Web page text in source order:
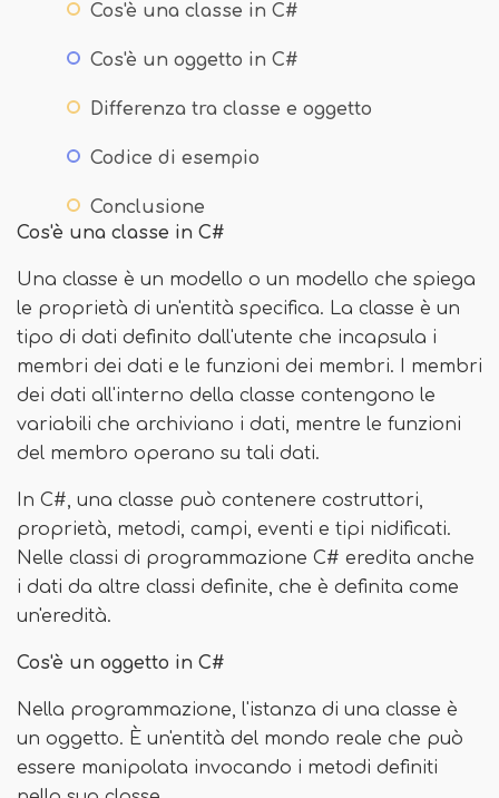
Cos'è una classe in C#
Cos'è un oggetto in C#
Differenza tra classe e oggetto
Codice di esempio
Conclusione
Cos'è una classe in C#
Una classe è un modello o un modello che spiega
le proprietà di un'entità specifica. La classe è un
tipo di dati definito dall'utente che incapsula i
membri dei dati e le funzioni dei membri. I membri
dei dati all'interno della classe contengono le
variabili che archiviano i dati, mentre le funzioni
del membro operano su tali dati.
In C#, una classe può contenere costruttori,
proprietà, metodi, campi, eventi e tipi nidificati.
Nelle classi di programmazione C# eredita anche
i dati da altre classi definite, che è definita come
un'eredità.
Cos'è un oggetto in C#
Nella programmazione, l'istanza di una classe è
un oggetto. È un'entità del mondo reale che può
essere manipolata invocando i metodi definiti